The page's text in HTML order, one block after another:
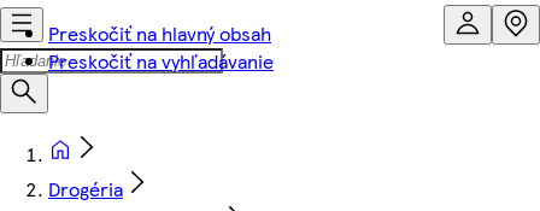
Preskočiť na hlavný obsah
Preskočiť na vyhľadávanie
Drogéria